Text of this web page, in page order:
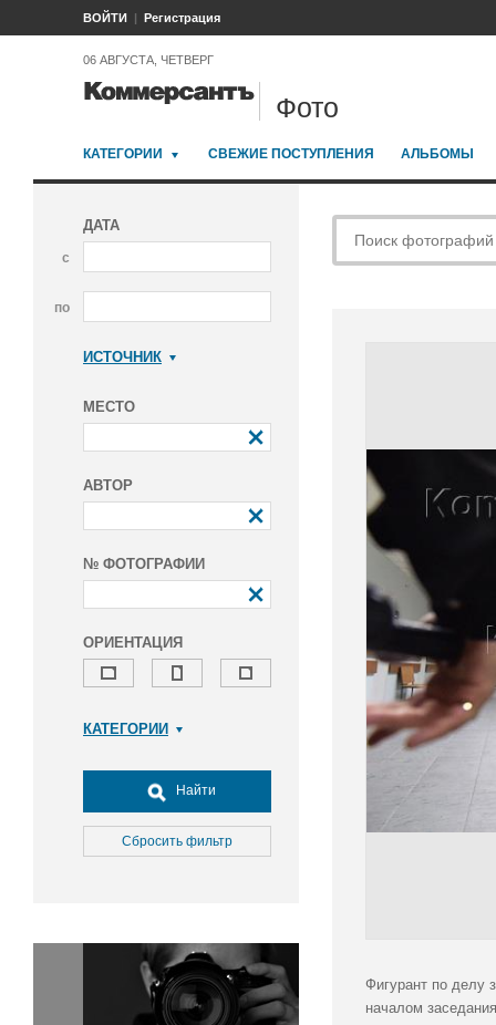
ВОЙТИ Регистрация
06 АВГУСТА, ЧЕТВЕРГ
Фото
КАТЕГОРИИ СВЕЖИЕ ПОСТУПЛЕНИЯ АЛЬБОМЫ
ДАТА
с
по
ИСТОЧНИК
МЕСТО
АВТОР
№ ФОТОГРАФИИ
ОРИЕНТАЦИЯ
КАТЕГОРИИ
Досуг, туризм и отдых
Культура
Медицина
Окружающая среда
Политика
Правосудие
Найти
Сбросить фильтр
Фигурант по делу
началом